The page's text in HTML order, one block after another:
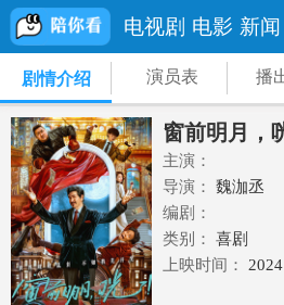
电视剧 电影 新闻
剧情介绍 演员表 播
窗前明月，
主演：
导演：
魏泇丞
编剧：
类别：
喜剧
上映时间：
2024